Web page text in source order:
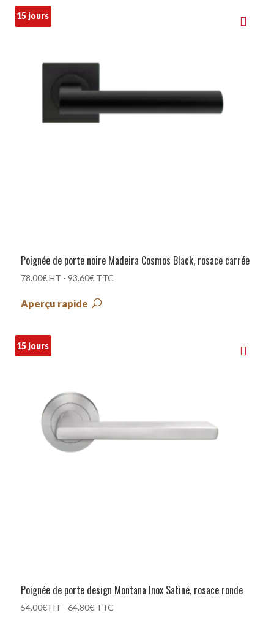
15 jours
Poignée de porte noire Madeira Cosmos Black, rosace carrée
78.00€ HT - 93.60€TTC
Aperçu rapide
15 jours
Poignée de porte design Montana Inox Satiné, rosace ronde
54.00€ HT - 64.80€TTC